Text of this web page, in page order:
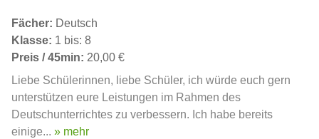
Fächer: Deutsch
Klasse: 1 bis: 8
Preis / 45min: 20,00 €
Liebe Schülerinnen, liebe Schüler, ich würde euch gern
unterstützen eure Leistungen im Rahmen des
Deutschunterrichtes zu verbessern. Ich habe bereits
einige... » mehr